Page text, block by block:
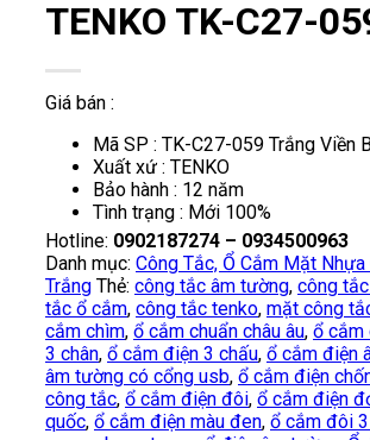
TENKO TK-C27-
Giá bán :
Mã SP : TK-C27-059 Trắng Viền
Xuất xứ : TENKO
Bảo hành : 12 năm
Tình trạng : Mới 100%
Hotline: 0902187274 – 0934500963
Danh mục: Công Tắc, Ổ Cắm Mặt Nhựa
Trắng Thẻ: công tắc âm tường, công
tắc ổ cắm, công tắc tenko, mặt công
cắm chìm, ổ cắm chuẩn châu âu, ổ cắm
3 chân, ổ cắm điện 3 chấu, ổ cắm điện
âm tường có cổng usb, ổ cắm điện
công tắc, ổ cắm điện đôi, ổ cắm điện
quốc, ổ cắm điện màu đen, ổ cắm đôi